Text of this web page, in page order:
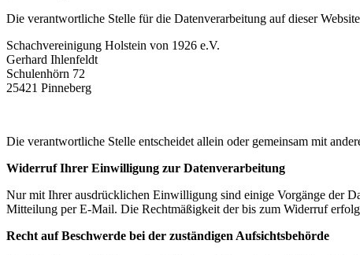
Die verantwortliche Stelle für die Datenverarbeitung auf dieser
Schachvereinigung Holstein von 1926 e.V.
Gerhard Ihlenfeldt
Schulenhörn 72
25421 Pinneberg
Die verantwortliche Stelle entscheidet allein oder gemeinsam mit
Widerruf Ihrer Einwilligung zur Datenverarbeitung
Nur mit Ihrer ausdrücklichen Einwilligung sind einige Vorgänge der
Mitteilung per E-Mail. Die Rechtmäßigkeit der bis zum Widerruf
Recht auf Beschwerde bei der zuständigen Aufsichtsbehörde